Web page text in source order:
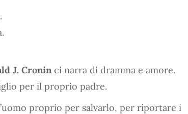
J. Cronin ci narra di dramma e amore.
per il proprio padre.
proprio per salvarlo, per riportare i